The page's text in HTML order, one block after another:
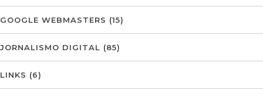
GOOGLE WEBMASTERS (15)
JORNALISMO DIGITAL (85)
LINKS (6)